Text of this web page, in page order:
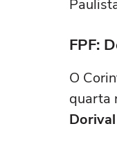
FPF:
O
quarta